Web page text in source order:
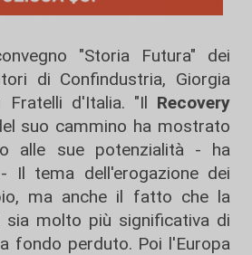
"Storia Futura" dei
di Confindustria, Giorgia
Fratelli d'Italia. "Il Recovery
suo cammino ha mostrato
alle sue potenzialità - ha
Il tema dell'erogazione dei
ma anche il fatto che la
molto più significativa di
fondo perduto. Poi l'Europa